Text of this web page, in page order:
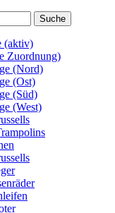
(aktiv)
Zuordnung)
(Nord)
(Ost)
(Süd)
(West)